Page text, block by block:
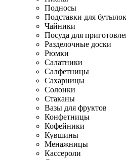
Подносы
Подставки для бутылок
Чайники
Посуда для
Разделочные доски
Рюмки
Салатники
Салфетницы
Сахарницы
Солонки
Стаканы
Вазы для фруктов
Конфетницы
Кофейники
Кувшины
Менажницы
Кассероли